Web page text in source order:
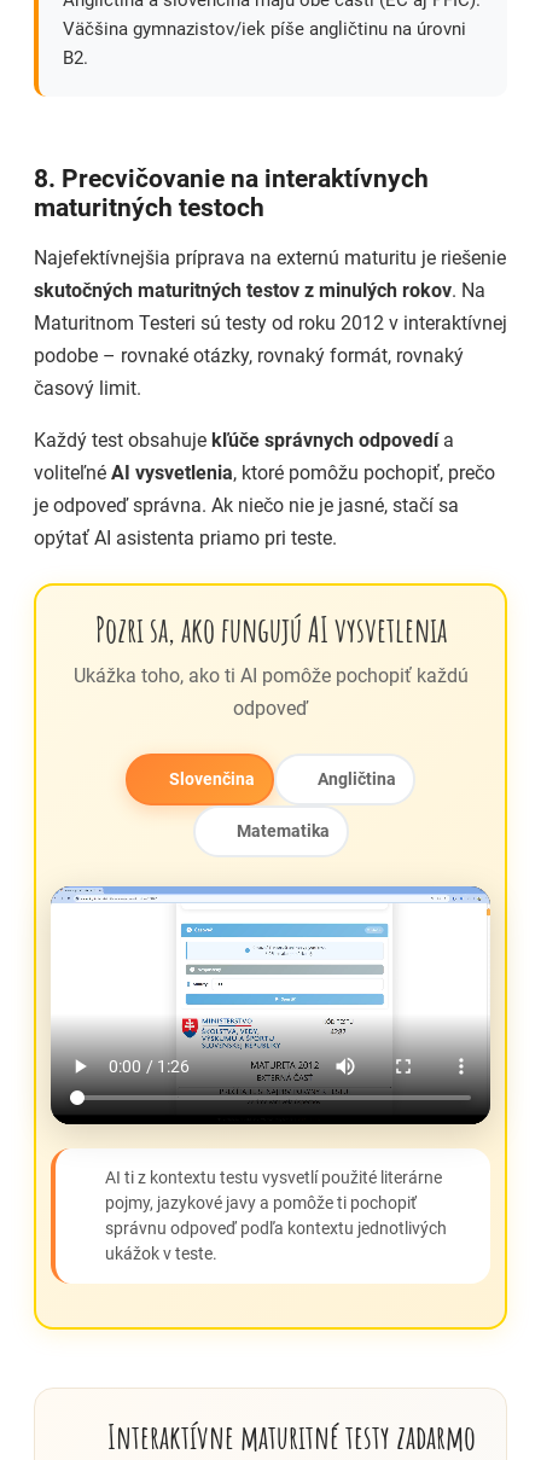
Väčšina gymnazistov/iek píše angličtinu na úrovni
B2.
8. Precvičovanie na interaktívnych
maturitných testoch
Najefektívnejšia príprava na externú maturitu je riešenie
skutočných maturitných testov z minulých rokov. Na
Maturitnom Testeri sú testy od roku 2012 v interaktívnej
podobe – rovnaké otázky, rovnaký formát, rovnaký
časový limit.
Každý test obsahuje kľúče správnych odpovedía
voliteľné AI vysvetlenia, ktoré pomôžu pochopiť, prečo
je odpoveď správna. Ak niečo nie je jasné, stačí sa
opýtať AI asistenta priamo pri teste.
Pozri sa, ako fungujú AI vysvetlenia
Ukážka toho, ako ti AI pomôže pochopiť každú
odpoveď
Slovenčina Angličtina
Matematika
AI ti z kontextu testu vysvetlí použité literárne
pojmy, jazykové javy a pomôže ti pochopiť
správnu odpoveď podľa kontextu jednotlivých
ukážok v teste.
Interaktívne maturitné testy zadarmo